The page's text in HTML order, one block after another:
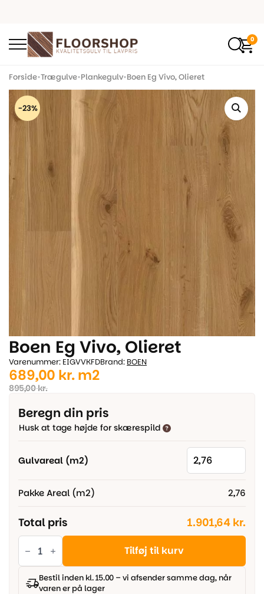
0
Forside•Trægulve•Plankegulv•Boen Eg Vivo, Olieret
-23%
Boen Eg Vivo, Olieret
Varenummer: EIGVVKFDBrand: BOEN
895,00kr.
Den
oprindelige
pris
var:
689,00 kr.
Den
aktuelle
pris
er:
m2
Beregn din pris
Husk at tage højde for skærespild
Gulvareal (m2)
Pakke Areal (m2) 2,76
Total pris 1.901,64 kr.
Boen
Eg
Vivo,
Olieret
antal
Tilføj til kurv
Bestil inden kl. 15.00 – vi afsender samme dag, når
varen er på lager